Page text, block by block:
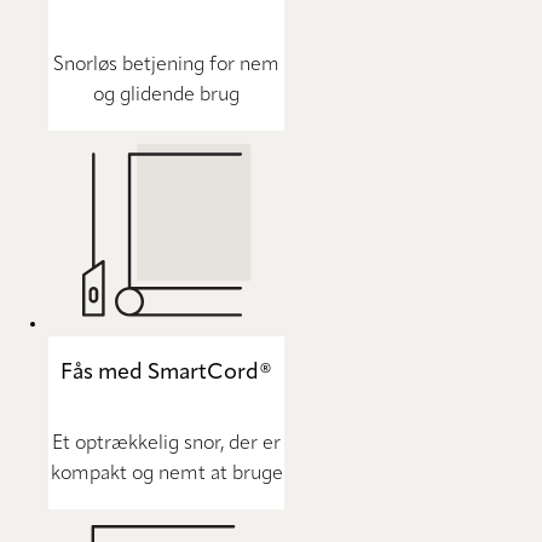
Snorløs betjening for nem
og glidende brug
Fås med SmartCord®
Et optrækkelig snor, der er
kompakt og nemt at bruge